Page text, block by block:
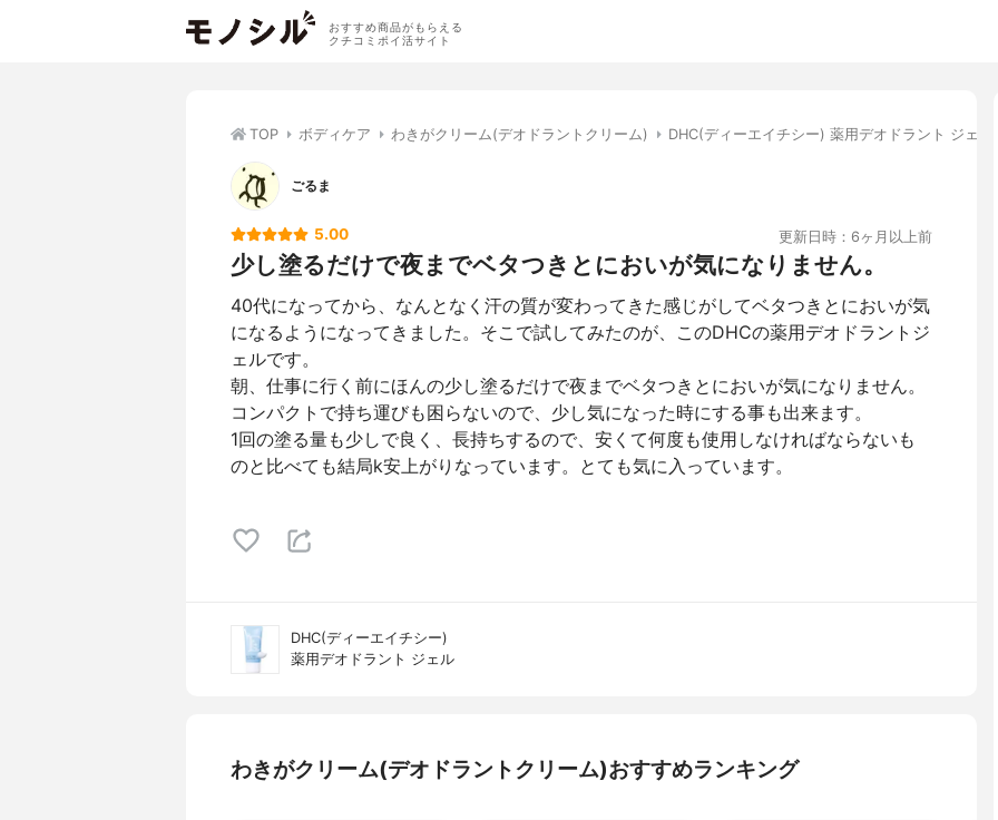
おすすめ商品がもらえる
クチコミポイ活サイト
TOP ボディケア わきがクリーム(デオドラントクリーム) DHC(ディーエイチシー) 薬用デオドラント ジェル
ごるま
5.00 更新日時：6ヶ月以上前
少し塗るだけで夜までベタつきとにおいが気になりません。
40代になってから、なんとなく汗の質が変わってきた感じがしてベタつきとにおいが気
になるようになってきました。そこで試してみたのが、このDHCの薬用デオドラントジ
ェルです。
朝、仕事に行く前にほんの少し塗るだけで夜までベタつきとにおいが気になりません。
コンパクトで持ち運びも困らないので、少し気になった時にする事も出来ます。
1回の塗る量も少しで良く、長持ちするので、安くて何度も使用しなければならないも
のと比べても結局k安上がりなっています。とても気に入っています。
DHC(ディーエイチシー)
薬用デオドラント ジェル
わきがクリーム(デオドラントクリーム)おすすめランキング